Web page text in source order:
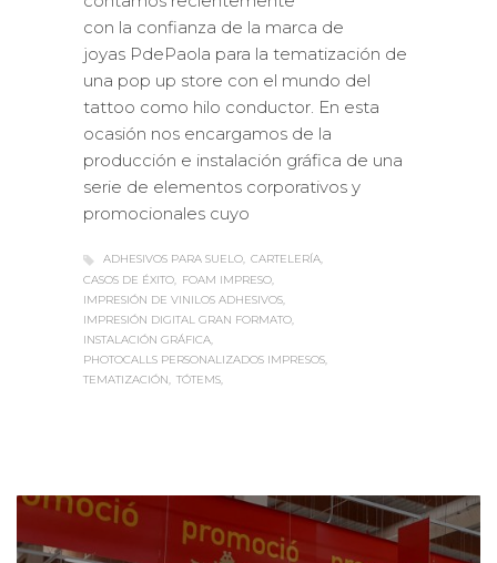
con la confianza de la marca de
joyas PdePaola para la tematización de
una pop up store con el mundo del
tattoo como hilo conductor. En esta
ocasión nos encargamos de la
producción e instalación gráfica de una
serie de elementos corporativos y
promocionales cuyo
CASOS DE ÉXITO FOAM IMPRESO
IMPRESIÓN DE VINILOS ADHESIVOS
IMPRESIÓN DIGITAL GRAN FORMATO
INSTALACIÓN GRÁFICA
PHOTOCALLS PERSONALIZADOS IMPRESOS
TEMATIZACIÓN
TÓTEMS